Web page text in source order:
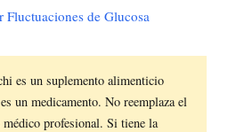
de Glucosa
es un suplemento alimenticio
un medicamento. No reemplaza el
profesional. Si tiene la